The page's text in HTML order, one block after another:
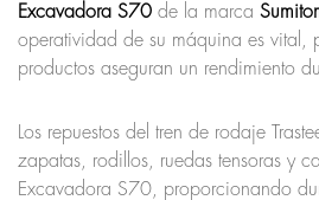
Excavadora S70 de la marca
operatividad de su máquina es vital,
productos aseguran un rendimiento
Los repuestos del tren de rodaje
zapatas, rodillos, ruedas tensoras y
Excavadora S70, proporcionando